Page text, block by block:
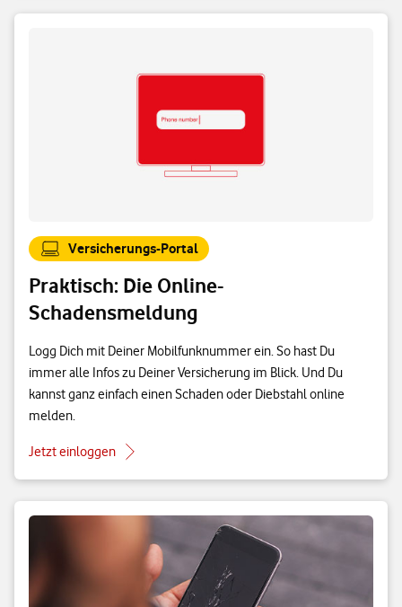
Versicherungs-Portal
Praktisch: Die Online-
Schadensmeldung
Logg Dich mit Deiner Mobilfunknummer ein. So hast Du
immer alle Infos zu Deiner Versicherung im Blick. Und Du
kannst ganz einfach einen Schaden oder Diebstahl online
melden.
Jetzt einloggen